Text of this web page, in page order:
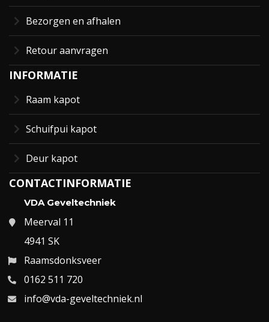
Bezorgen en afhalen
Retour aanvragen
INFORMATIE
Raam kapot
Schuifpui kapot
Deur kapot
CONTACTINFORMATIE
VDA Geveltechniek
Meerval 11
4941 SK
Raamsdonksveer
0162 511 720
info@vda-geveltechniek.nl